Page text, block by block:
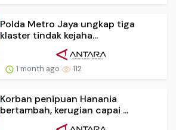
Polda Metro Jaya ungkap tiga
klaster tindak kejaha...
1 month ago 112
Korban penipuan Hanania
bertambah, kerugian capai ...